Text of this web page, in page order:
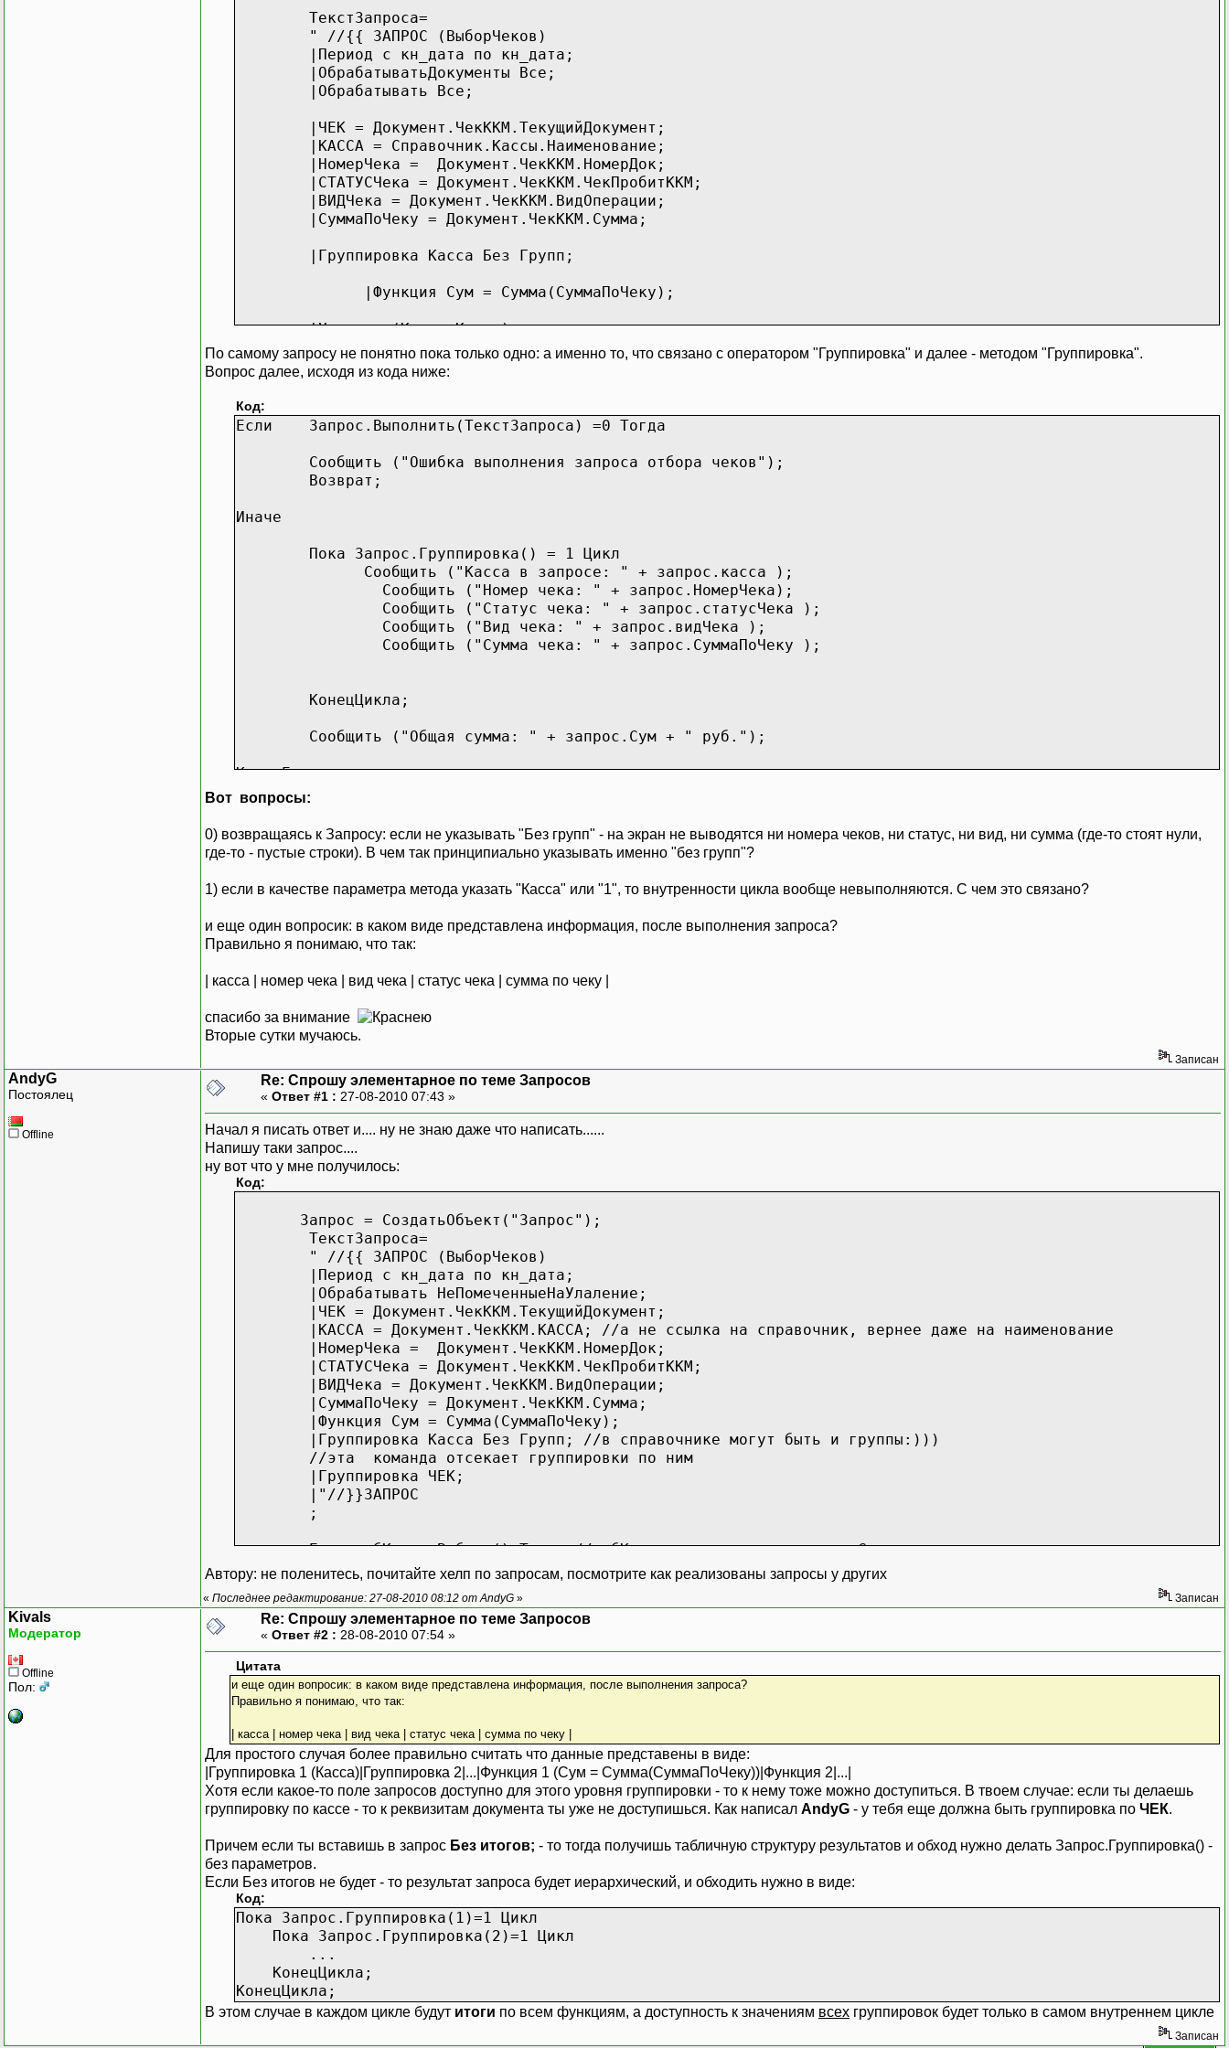
ТекстЗапроса=
" //{{ ЗАПРОС (ВыборЧеков)
|Период с кн_дата по кн_дата;
|ОбрабатыватьДокументы Все;
|Обрабатывать Все;
|ЧЕК = Документ.ЧекККМ.ТекущийДокумент;
|КАССА = Справочник.Кассы.Наименование;
|НомерЧека = Документ.ЧекККМ.НомерДок;
|СТАТУСЧека = Документ.ЧекККМ.ЧекПробитККМ;
|ВИДЧека = Документ.ЧекККМ.ВидОперации;
|СуммаПоЧеку = Документ.ЧекККМ.Сумма;
|Группировка Касса Без Групп;
|Функция Сум = Сумма(СуммаПоЧеку);
|Условие (Касса=Кассы);
|"//}}ЗАПРОС
По самому запросу не понятно пока только одно: а именно то, что связано с оператором "Группировка" и далее - методом "Группировка".
Вопрос далее, исходя из кода ниже:
Код:
Если Запрос.Выполнить(ТекстЗапроса) =0 Тогда
Сообщить ("Ошибка выполнения запроса отбора чеков");
Возврат;
Иначе
Пока Запрос.Группировка() = 1 Цикл
Сообщить ("Касса в запросе: " + запрос.касса );
Сообщить ("Номер чека: " + запрос.НомерЧека);
Сообщить ("Статус чека: " + запрос.статусЧека );
Сообщить ("Вид чека: " + запрос.видЧека );
Сообщить ("Сумма чека: " + запрос.СуммаПоЧеку );
КонецЦикла;
Сообщить ("Общая сумма: " + запрос.Сум + " руб.");
КонецЕсли;
Вот вопросы:
0) возвращаясь к Запросу: если не указывать "Без групп" - на экран не выводятся ни номера чеков, ни статус, ни вид, ни сумма (где-то стоят нули,
где-то - пустые строки). В чем так принципиально указывать именно "без групп"?
1) если в качестве параметра метода указать "Касса" или "1", то внутренности цикла вообще невыполняются. С чем это связано?
и еще один вопросик: в каком виде представлена информация, после выполнения запроса?
Правильно я понимаю, что так:
| касса | номер чека | вид чека | статус чека | сумма по чеку |
спасибо за внимание
Вторые сутки мучаюсь.
Записан
AndyG
Постоялец
Offline
Re: Спрошу элементарное по теме Запросов
« Ответ #1 : 27-08-2010 07:43 »
Начал я писать ответ и.... ну не знаю даже что написать......
Напишу таки запрос....
ну вот что у мне получилось:
Код:
Запрос = СоздатьОбъект("Запрос");
ТекстЗапроса=
" //{{ ЗАПРОС (ВыборЧеков)
|Период с кн_дата по кн_дата;
|Обрабатывать НеПомеченныеНаУлаление;
|ЧЕК = Документ.ЧекККМ.ТекущийДокумент;
|КАССА = Документ.ЧекККМ.КАССА; //а не ссылка на справочник, вернее даже на наименование
|НомерЧека = Документ.ЧекККМ.НомерДок;
|СТАТУСЧека = Документ.ЧекККМ.ЧекПробитККМ;
|ВИДЧека = Документ.ЧекККМ.ВидОперации;
|СуммаПоЧеку = Документ.ЧекККМ.Сумма;
|Функция Сум = Сумма(СуммаПоЧеку);
|Группировка Касса Без Групп; //в справочнике могут быть и группы:)))
//эта команда отсекает группировки по ним
|Группировка ЧЕК;
|"//}}ЗАПРОС
;
Если выбКасса.Выбран() Тогда //выбКасса - реквизит диалога Справочник кассы
Касса=ВыбКасса;
КонецЕсли;
Если
Запрос.Выполнить(ТекстЗапроса) =0 Тогда
Сообщить ("Ошибка выполнения запроса отбора чеков");
КонецЕсли;
// код для понятия структуры запроса
ТЗ=СоздатьОбъект("ТаблицаЗначений");
Запрос.Выгрузить(ТЗ);
ТЗ.ВыбратьСтроку();
// даст некоторое представление о группировках и переменных запроса..
// можно Запрос.Группивовка("КАССА") но с цифирьками быстрее работает :)
//тут вывод строки Касса № ....
//Сумма=Запрос.Сум; - выведет сумму всех чеков по кассе;
Сообщить ("Общая сумма по кассе "+Запрос.Касса+": "+запрос.Сум + " руб.");
Пока Запрос.Группивовка(2) Цикл //группировка чеков по кассе отгруппированной выше
//тут вывод строки типа "= Чек № 0001 = проведен = сумма: 100 руб"
Номер=Док.НомерДок; // в запросе тогда меньше переменных
СтатусДока=?(Док.Проведен()=1,"Проведен","Не проведен");
Сумма = Запрос.Сум; //или Док.Сумма ; сумма по чеку
Сообщить ("Касса в запросе: " + запрос.касса );
Сообщить ("Номер чека: " + запрос.НомерЧека); //или Номер
Автору: не поленитесь, почитайте хелп по запросам, посмотрите как реализованы запросы у других
« Последнее редактирование: 27-08-2010 08:12 от AndyG » Записан
Kivals
Модератор
Offline
Пол:
Re: Спрошу элементарное по теме Запросов
« Ответ #2 : 28-08-2010 07:54 »
Цитата
и еще один вопросик: в каком виде представлена информация, после выполнения запроса?
Правильно я понимаю, что так:
| касса | номер чека | вид чека | статус чека | сумма по чеку |
Для простого случая более правильно считать что данные представены в виде:
|Группировка 1 (Касса)|Группировка 2|...|Функция 1 (Сум = Сумма(СуммаПоЧеку))|Функция 2|...|
Хотя если какое-то поле запросов доступно для этого уровня группировки - то к нему тоже можно доступиться. В твоем случае: если ты делаешь
группировку по кассе - то к реквизитам документа ты уже не доступишься. Как написал AndyG - у тебя еще должна быть группировка по ЧЕК.
Причем если ты вставишь в запрос Без итогов; - то тогда получишь табличную структуру результатов и обход нужно делать Запрос.Группировка() -
без параметров.
Если Без итогов не будет - то результат запроса будет иерархический, и обходить нужно в виде:
Код:
Пока Запрос.Группировка(1)=1 Цикл
Пока Запрос.Группировка(2)=1 Цикл
...
КонецЦикла;
КонецЦикла;
В этом случае в каждом цикле будут итоги по всем функциям, а доступность к значениям всех группировок будет только в самом внутреннем цикле
Записан